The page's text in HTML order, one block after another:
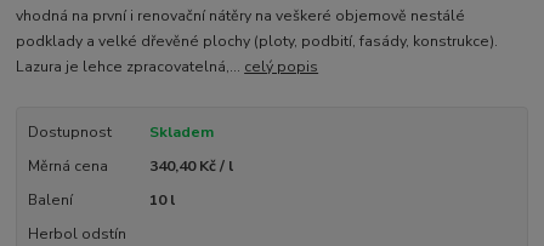
vhodná na první i renovační nátěry na veškeré objemově nestálé
podklady a velké dřevěné plochy (ploty, podbití, fasády, konstrukce).
Lazura je lehce zpracovatelná,... celý popis
Dostupnost
Skladem
Měrná cena
340,40 Kč / l
Balení
10 l
Herbol odstín